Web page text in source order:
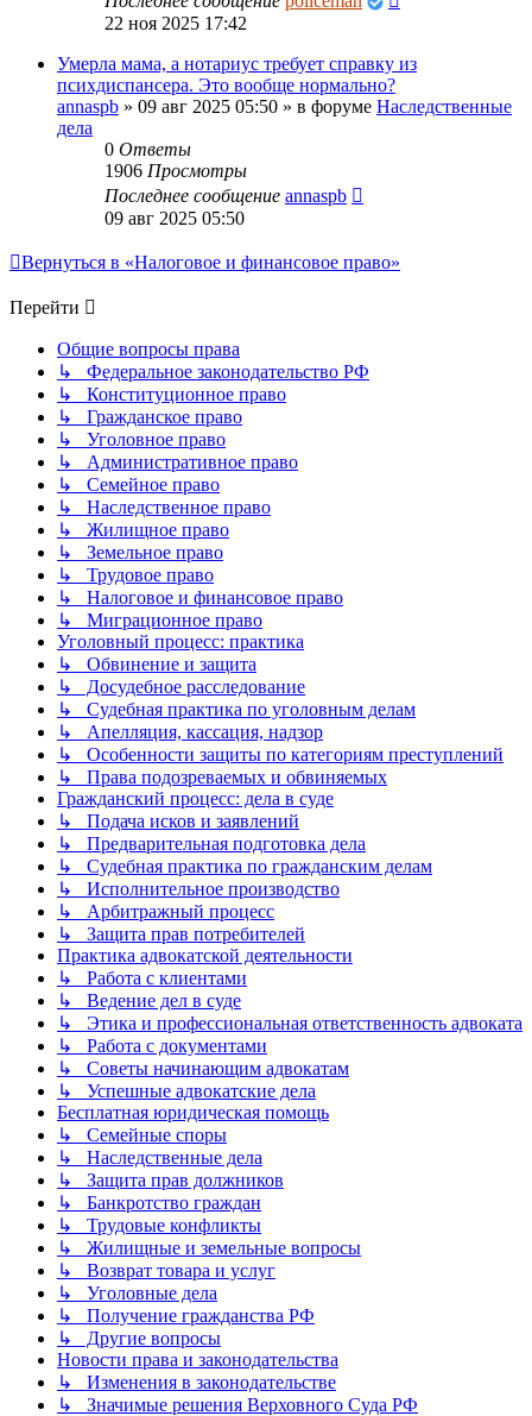
22 ноя 2025 17:42
Умерла мама, а нотариус требует справку из
психдиспансера. Это вообще нормально?
annaspb » 09 авг 2025 05:50 » в форуме Наследственные
дела
0 Ответы
1906 Просмотры
Последнее сообщение annaspb
09 авг 2025 05:50
Вернуться в «Налоговое и финансовое право»
Перейти
Общие вопросы права
↳ Федеральное законодательство РФ
↳ Конституционное право
↳ Гражданское право
↳ Уголовное право
↳ Административное право
↳ Семейное право
↳ Наследственное право
↳ Жилищное право
↳ Земельное право
↳ Трудовое право
↳ Налоговое и финансовое право
↳ Миграционное право
Уголовный процесс: практика
↳ Обвинение и защита
↳ Досудебное расследование
↳ Судебная практика по уголовным делам
↳ Апелляция, кассация, надзор
↳ Особенности защиты по категориям преступлений
↳ Права подозреваемых и обвиняемых
Гражданский процесс: дела в суде
↳ Подача исков и заявлений
↳ Предварительная подготовка дела
↳ Судебная практика по гражданским делам
↳ Исполнительное производство
↳ Арбитражный процесс
↳ Защита прав потребителей
Практика адвокатской деятельности
↳ Работа с клиентами
↳ Ведение дел в суде
↳ Этика и профессиональная ответственность адвоката
↳ Работа с документами
↳ Советы начинающим адвокатам
↳ Успешные адвокатские дела
Бесплатная юридическая помощь
↳ Семейные споры
↳ Наследственные дела
↳ Защита прав должников
↳ Банкротство граждан
↳ Трудовые конфликты
↳ Жилищные и земельные вопросы
↳ Возврат товара и услуг
↳ Уголовные дела
↳ Получение гражданства РФ
↳ Другие вопросы
Новости права и законодательства
↳ Изменения в законодательстве
↳ Значимые решения Верховного Суда РФ